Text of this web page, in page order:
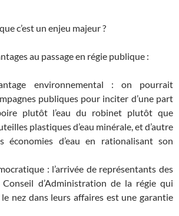
c’est un enjeu majeur ?
au passage en régie publique :
environnemental : on pourrait
publiques pour inciter d’une part
plutôt l’eau du robinet plutôt que
plastiques d’eau minérale, et d’autre
d’eau en rationalisant son
: l’arrivée de représentants des
Conseil d’Administration de la régie qui
nez dans leurs affaires est une garantie